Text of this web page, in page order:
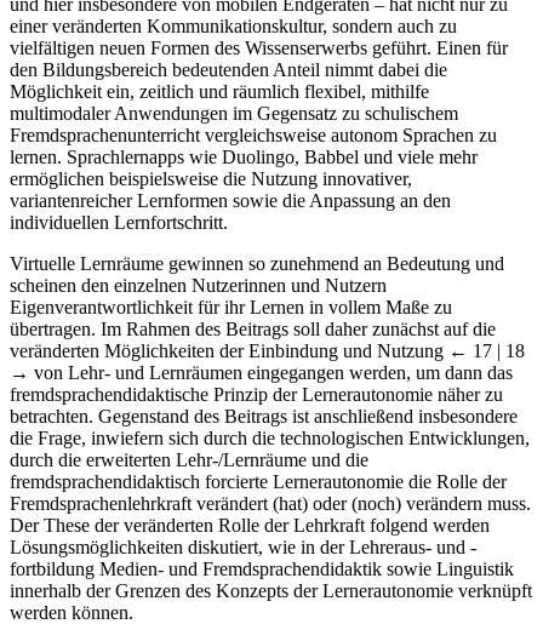
und hier insbesondere von mobilen Endgeräten – hat nicht nur zu
einer veränderten Kommunikationskultur, sondern auch zu
vielfältigen neuen Formen des Wissenserwerbs geführt. Einen für
den Bildungsbereich bedeutenden Anteil nimmt dabei die
Möglichkeit ein, zeitlich und räumlich flexibel, mithilfe
multimodaler Anwendungen im Gegensatz zu schulischem
Fremdsprachenunterricht vergleichsweise autonom Sprachen zu
lernen. Sprachlernapps wie Duolingo, Babbel und viele mehr
ermöglichen beispielsweise die Nutzung innovativer,
variantenreicher Lernformen sowie die Anpassung an den
individuellen Lernfortschritt.
Virtuelle Lernräume gewinnen so zunehmend an Bedeutung und
scheinen den einzelnen Nutzerinnen und Nutzern
Eigenverantwortlichkeit für ihr Lernen in vollem Maße zu
übertragen. Im Rahmen des Beitrags soll daher zunächst auf die
veränderten Möglichkeiten der Einbindung und Nutzung ← 17 | 18
→ von Lehr- und Lernräumen eingegangen werden, um dann das
fremdsprachendidaktische Prinzip der Lernerautonomie näher zu
betrachten. Gegenstand des Beitrags ist anschließend insbesondere
die Frage, inwiefern sich durch die technologischen Entwicklungen,
durch die erweiterten Lehr-/Lernräume und die
fremdsprachendidaktisch forcierte Lernerautonomie die Rolle der
Fremdsprachenlehrkraft verändert (hat) oder (noch) verändern muss.
Der These der veränderten Rolle der Lehrkraft folgend werden
Lösungsmöglichkeiten diskutiert, wie in der Lehreraus- und -
fortbildung Medien- und Fremdsprachendidaktik sowie Linguistik
innerhalb der Grenzen des Konzepts der Lernerautonomie verknüpft
werden können.